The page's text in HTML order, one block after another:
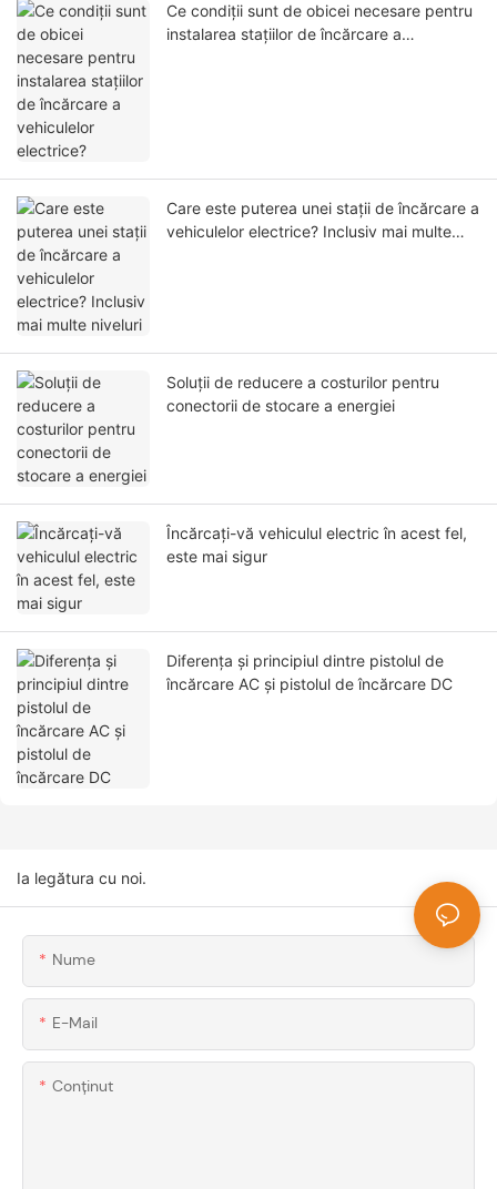
Ce condiții sunt de obicei necesare pentru
instalarea stațiilor de încărcare a
Care este puterea unei stații de încărcare a
vehiculelor electrice? Inclusiv mai multe
Soluții de reducere a costurilor pentru
conectorii de stocare a energiei
Încărcați-vă vehiculul electric în acest fel,
este mai sigur
Diferența și principiul dintre pistolul de
încărcare AC și pistolul de încărcare DC
Ia legătura cu noi.
Nume
E-Mail
Conţinut